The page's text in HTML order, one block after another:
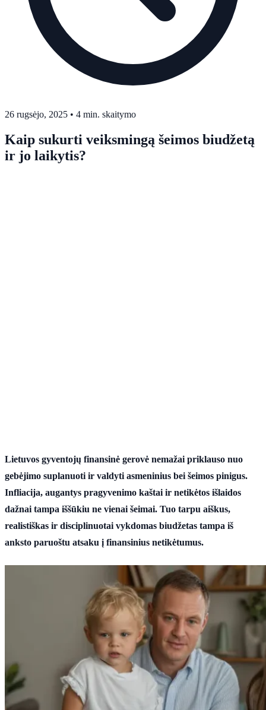
26 rugsėjo, 2025 • 4 min. skaitymo
Kaip sukurti veiksmingą šeimos biudžetą
ir jo laikytis?
Lietuvos gyventojų finansinė gerovė nemažai priklauso nuo
gebėjimo suplanuoti ir valdyti asmeninius bei šeimos pinigus.
Infliacija, augantys pragyvenimo kaštai ir netikėtos išlaidos
dažnai tampa iššūkiu ne vienai šeimai. Tuo tarpu aiškus,
realistiškas ir disciplinuotai vykdomas biudžetas tampa iš
anksto paruoštu atsaku į finansinius netikėtumus.